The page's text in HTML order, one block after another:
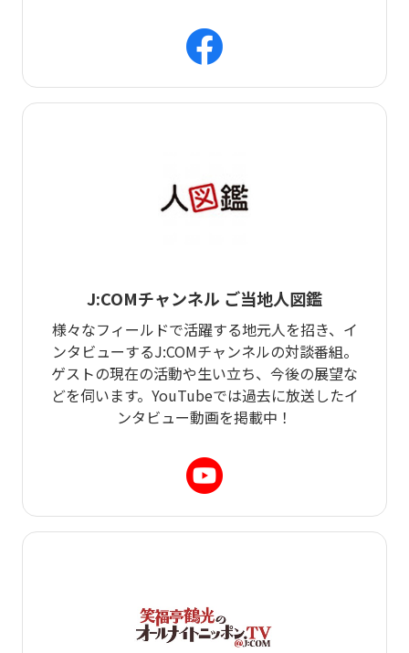
J:COMチャンネル ご当地人図鑑
様々なフィールドで活躍する地元人を招き、イ
ンタビューするJ:COMチャンネルの対談番組。
ゲストの現在の活動や生い立ち、今後の展望な
どを伺います。YouTubeでは過去に放送したイ
ンタビュー動画を掲載中！